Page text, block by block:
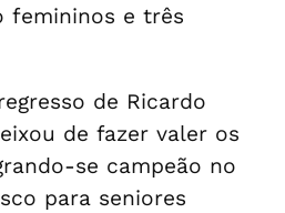
femininos e três
de Ricardo
de fazer valer os
se campeão no
para seniores